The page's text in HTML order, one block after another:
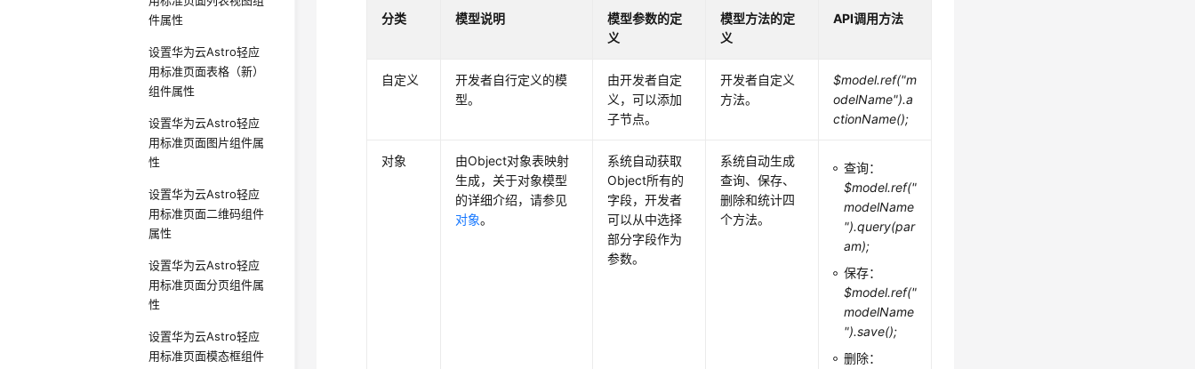
件属性
设置华为云Astro轻应
用标准页面表格（新）
组件属性
设置华为云Astro轻应
用标准页面图片组件属
性
设置华为云Astro轻应
用标准页面二维码组件
属性
设置华为云Astro轻应
用标准页面分页组件属
性
设置华为云Astro轻应
用标准页面模态框组件
分类 模型说明
模型参数的定
义
模型方法的定
义
API调用方法
自定义
开发者自行定义的模
型。
由开发者自定
义，可以添加
子节点。
开发者自定义
方法。
$model.ref("m
odelName").a
ctionName();
对象
由Object对象表映射
生成，关于对象模型
的详细介绍，请参见
对象。
系统自动获取
Object所有的
字段，开发者
可以从中选择
部分字段作为
参数。
系统自动生成
查询、保存、
删除和统计四
个方法。
查询：
$model.ref("
modelName
").query(par
am);
保存：
$model.ref("
modelName
").save();
删除：